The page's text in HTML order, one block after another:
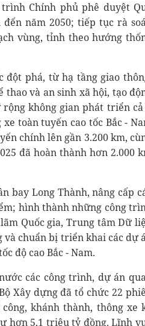
Chính phủ phê duyệt
năm 2050; tiếp tục rà
vùng, tỉnh theo hướng
phá, từ hạ tầng giao
thao và an sinh xã hội, tạo
không gian phát triển
toàn tuyến cao tốc Bắc -
chính lên gần 3.200 km,
đã hoàn thành hơn 2.000
bay Long Thành, nâng cấp
hình thành những công
Quốc gia, Trung tâm Dữ
và chuẩn bị triển khai các dự
độ cao Bắc - Nam.
các công trình, dự án
Xây dựng đã tổ chức 22
khánh thành, thông xe
hơn 5,1 triệu tỷ đồng. Lĩnh